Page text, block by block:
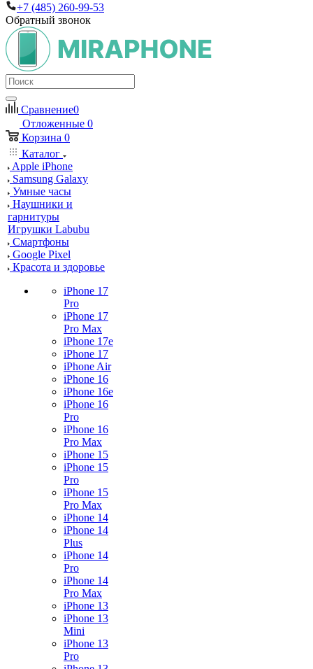
+7 (485) 260-99-53
Обратный звонок
Сравнение0
Отложенные 0
Корзина 0
Каталог
Apple iPhone
Samsung Galaxy
Умные часы
Наушники и
гарнитуры
Игрушки Labubu
Смартфоны
Google Pixel
Красота и здоровье
iPhone 17
Pro
iPhone 17
Pro Max
iPhone 17e
iPhone 17
iPhone Air
iPhone 16
iPhone 16e
iPhone 16
Pro
iPhone 16
Pro Max
iPhone 15
iPhone 15
Pro
iPhone 15
Pro Max
iPhone 14
iPhone 14
Plus
iPhone 14
Pro
iPhone 14
Pro Max
iPhone 13
iPhone 13
Mini
iPhone 13
Pro